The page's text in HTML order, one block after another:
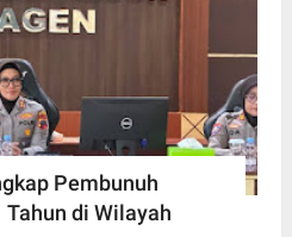
Pembunuh
Tahun di Wilayah